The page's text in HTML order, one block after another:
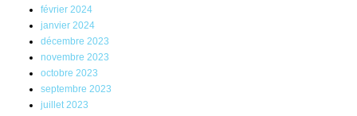
février 2024
janvier 2024
décembre 2023
novembre 2023
octobre 2023
septembre 2023
juillet 2023